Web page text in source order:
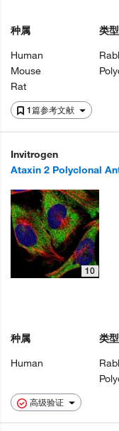
1篇参考文献
种属
Human
Mouse
Rat
类型
Invitrogen
Ataxin 2 Polyclonal
高级验证
10
种属
Human
类型